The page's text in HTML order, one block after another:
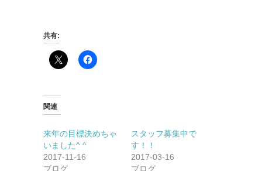
共有:
関連
来年の目標決めちゃ
いました^ ^
2017-11-16
ブログ
スタッフ募集中で
す！！
2017-03-16
ブログ